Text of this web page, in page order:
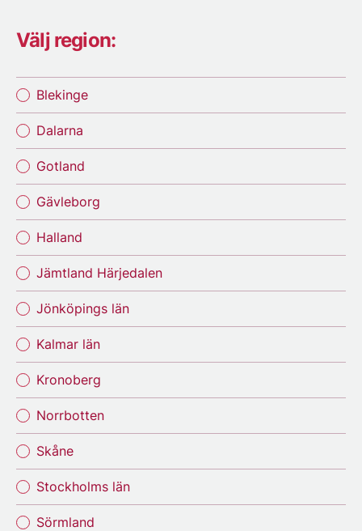
Välj region:
Blekinge
Dalarna
Gotland
Gävleborg
Halland
Jämtland Härjedalen
Jönköpings län
Kalmar län
Kronoberg
Norrbotten
Skåne
Stockholms län
Sörmland